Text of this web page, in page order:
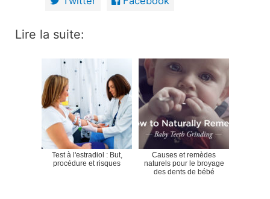
Lire la suite:
Test à l'estradiol : But,
procédure et risques
Causes et remèdes
naturels pour le broyage
des dents de bébé